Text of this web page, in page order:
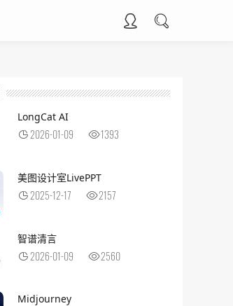
LongCat AI
2026-01-09 1393
美图设计室LivePPT
2025-12-17 2157
智谱清言
2026-01-09 2560
Midjourney